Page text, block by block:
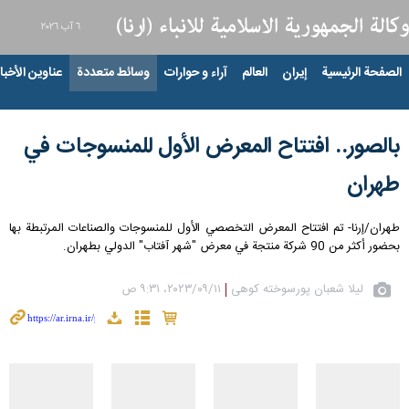
٦ آب ٢٠٢٦
الصفحة الرئيسية إيران العالم آراء و حوارات وسائط متعددة عناوين
بالصور.. افتتاح المعرض الأول للمنسوجات في
طهران
طهران/إرنا- تم افتتاح المعرض التخصصي الأول للمنسوجات والصناعات المرتبطة بها
بحضور أكثر من 90 شركة منتجة في معرض "شهر آفتاب" الدولي بطهران.
لیلا شعبان پورسوخته کوهی ١١‏/٠٩‏/٢٠٢٣، ٩:٣١ ص